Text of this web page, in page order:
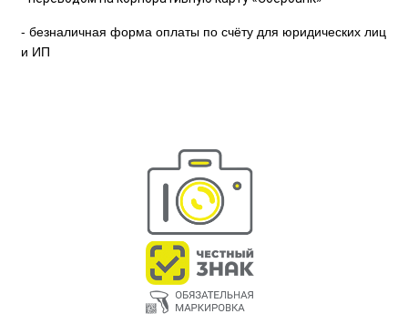
- безналичная форма оплаты по счёту для юридических лиц
и ИП